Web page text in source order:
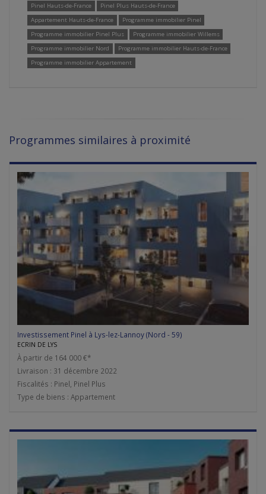
Pinel Hauts-de-France
Pinel Plus Hauts-de-France
Appartement Hauts-de-France
Programme immobilier Pinel
Programme immobilier Pinel Plus
Programme immobilier Willems
Programme immobilier Nord
Programme immobilier Hauts-de-France
Programme immobilier Appartement
Programmes similaires à proximité
Investissement Pinel à Lys-lez-Lannoy (Nord - 59)
ECRIN DE LYS
À partir de 164 000 €*
Livraison : 31 décembre 2022
Fiscalités : Pinel, Pinel Plus
Type de biens : Appartement